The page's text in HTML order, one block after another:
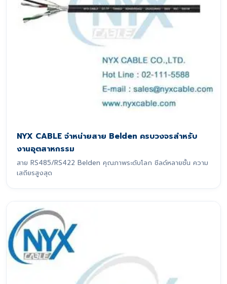
NYX CABLE จำหน่ายสาย Belden ครบวงจรสำหรับ
งานอุตสาหกรรม
สาย RS485/RS422 Belden คุณภาพระดับโลก ชีลด์หลายชั้น ความ
เสถียรสูงสุด